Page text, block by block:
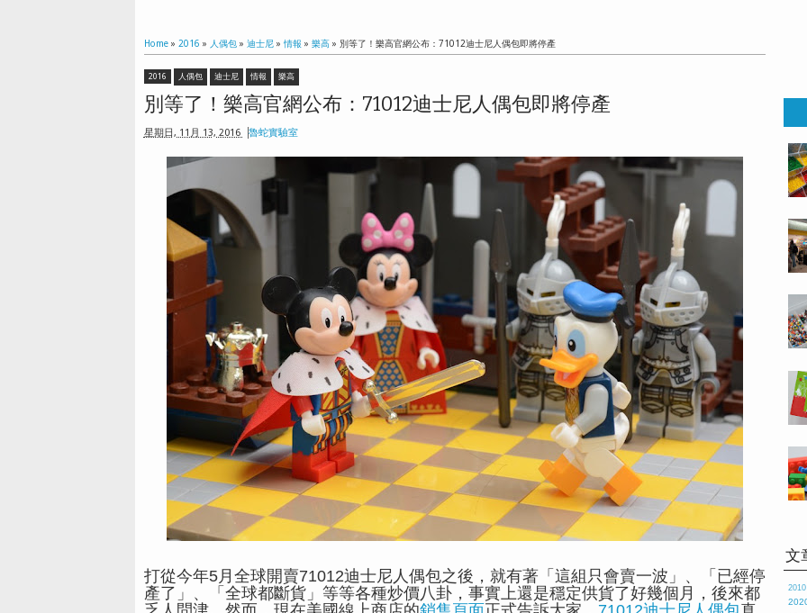
Home » 2016 » 人偶包 » 迪士尼 » 情報 » 樂高 » 別等了！樂高官網公布：71012迪士尼人偶包即將停產
2016 人偶包 迪士尼 情報 樂高
別等了！樂高官網公布：71012迪士尼人偶包即將停產
星期日, 11月 13, 2016 魯蛇實驗室
打從今年5月全球開賣71012迪士尼人偶包之後，就有著「這組只會賣一波」、「已經停
產了」、「全球都斷貨」 等等各種炒價八卦，事實上還是穩定供貨了好幾個月，後來都
文